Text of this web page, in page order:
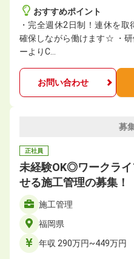
おすすめポイント
・完全週休2日制！連休を
確保しながら働けます☆ ・
ーよりC…
お問い合わせ
募
正社員
未経験OK◎ワークラ
せる施工管理の募集！
施工管理
福岡県
年収 290万円~449万円